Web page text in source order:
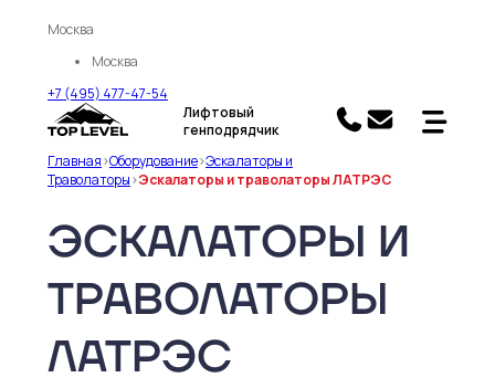
Москва
Москва
+7 (495) 477-47-54
Лифтовый
генподрядчик
Главная>Оборудование>Эскалаторы и
Траволаторы>Эскалаторы и траволаторы ЛАТРЭС
ЭСКАЛАТОРЫ И
ТРАВОЛАТОРЫ
ЛАТРЭС